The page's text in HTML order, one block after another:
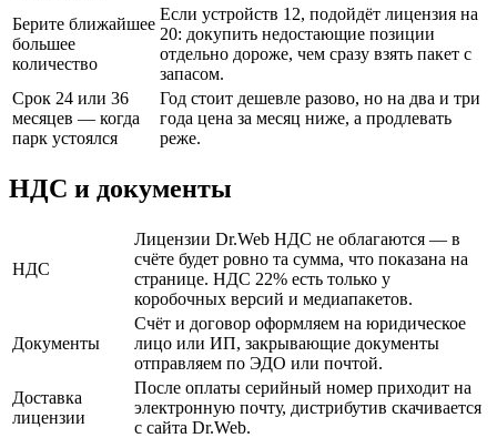
Берите ближайшее
большее
количество
Если устройств 12, подойдёт лицензия на
20: докупить недостающие позиции
отдельно дороже, чем сразу взять пакет с
запасом.
Срок 24 или 36
месяцев — когда
парк устоялся
Год стоит дешевле разово, но на два и три
года цена за месяц ниже, а продлевать
реже.
НДС и документы
НДС
Лицензии Dr.Web НДС не облагаются — в
счёте будет ровно та сумма, что показана на
странице. НДС 22% есть только у
коробочных версий и медиапакетов.
Документы
Счёт и договор оформляем на юридическое
лицо или ИП, закрывающие документы
отправляем по ЭДО или почтой.
Доставка
лицензии
После оплаты серийный номер приходит на
электронную почту, дистрибутив скачивается
с сайта Dr.Web.